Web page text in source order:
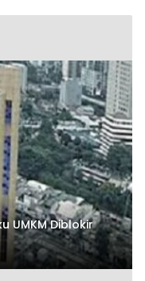
UMKM Diblokir